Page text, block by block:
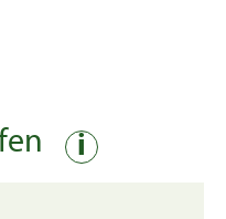
i